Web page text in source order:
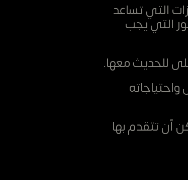
التي تساعد
التي يجب
للحديث معها.
أن تتقدم بها